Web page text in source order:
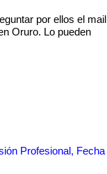
por ellos el mail
Oruro. Lo pueden
Profesional, Fecha